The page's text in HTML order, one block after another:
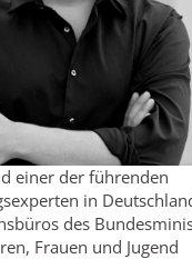
einer der führenden
in
des
Frauen und Jugend